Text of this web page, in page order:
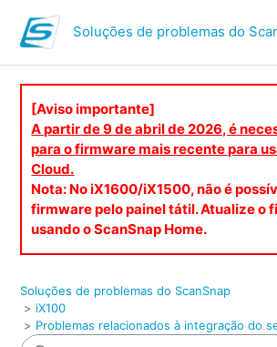
Soluções de problemas do
[Aviso importante]
A partir de 9 de abril de 2026, é
para o firmware mais recente para
Cloud.
Nota: No iX1600/iX1500, não é
firmware pelo painel tátil. Atualize o
usando o ScanSnap Home.
Soluções de problemas do ScanSnap
iX100
Problemas relacionados à integração do